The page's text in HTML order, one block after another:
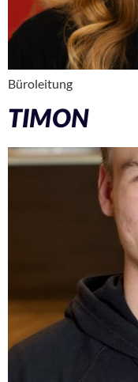
Büroleitung
TIMON